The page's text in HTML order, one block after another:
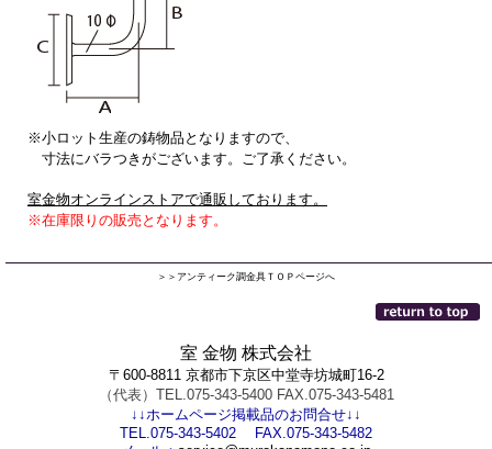
※小ロット生産の鋳物品となりますので、
寸法にバラつきがございます。ご了承ください。
室金物オンラインストアで通販しております。
※在庫限りの販売となります。
＞＞アンティーク調金具ＴＯＰページへ
室 金物 株式会社
〒600-8811 京都市下京区中堂寺坊城町16-2
（代表）TEL.075-343-5400 FAX.075-343-5481
↓↓ホームページ掲載品のお問合せ↓↓
TEL.075-343-5402 FAX.075-343-5482